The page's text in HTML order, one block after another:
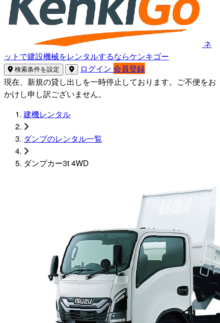
ネ
ットで建設機械をレンタルするならケンキゴー
検索条件を設定 ログイン 会員登録
現在、新規の貸し出しを一時停止しております。ご不便をお
かけし申し訳ございません。
建機レンタル
ダンプのレンタル一覧
ダンプカー3t 4WD